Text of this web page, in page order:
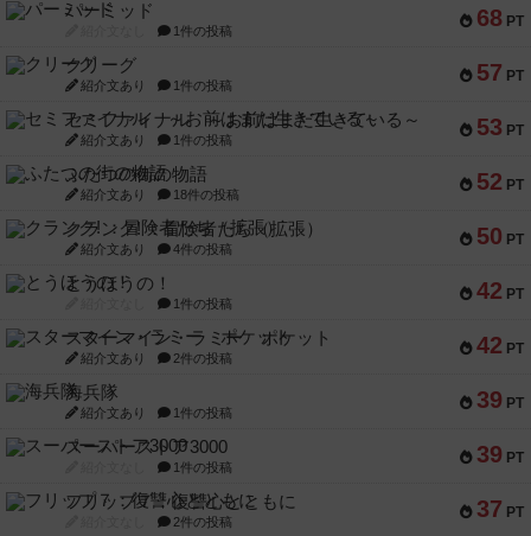
68 PT
パーミッド
1件の投稿
57 PT
クリーグ
紹介文あり 1件の投稿
53 PT
セミファイナル ～お前はまだ生きている～
紹介文あり 1件の投稿
52 PT
ふたつの街の物語
紹介文あり 18件の投稿
50 PT
クランク! ：冒険者たち（拡張）
紹介文あり 4件の投稿
42 PT
とうほうの！
1件の投稿
42 PT
スターマイン・ラミー ポケット
紹介文あり 2件の投稿
39 PT
海兵隊
紹介文あり 1件の投稿
39 PT
スーパーストア3000
1件の投稿
37 PT
フリップ７：復讐心とともに
2件の投稿